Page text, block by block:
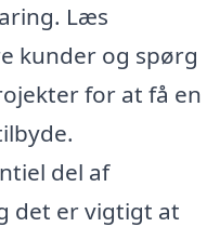
Læs
kunder og spørg
for at få en
del af
det er vigtigt at